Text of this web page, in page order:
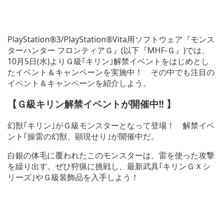
PlayStation®3/PlayStation®Vita用ソフトウェア『モンス
ターハンター フロンティアＧ』(以下『MHF-Ｇ』)では、
10月5日(水)よりＧ級｢キリン｣解禁イベントをはじめとし
たイベント＆キャンペーンを実施中！ その中でも注目の
イベント＆キャンペーンを紹介しよう。
【Ｇ級キリン解禁イベントが開催中!! 】
幻獣｢キリン｣がＧ級モンスターとなって登場！ 解禁イベ
ント｢操雷の幻獣、顕現せり｣が開催中だ。
白銀の体毛に覆われたこのモンスターは、雷を使った攻撃
を繰り出す。ぜひ狩猟に挑戦し、最新武具｢キリンＧＸシ
リーズ｣やＧ級装飾品を入手しよう！